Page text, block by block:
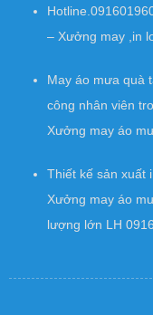
– Xưởng may ,in
May áo mưa quà
công nhân viên
Xưởng may áo
Thiết kế sản xuất
Xưởng may áo
lượng lớn LH